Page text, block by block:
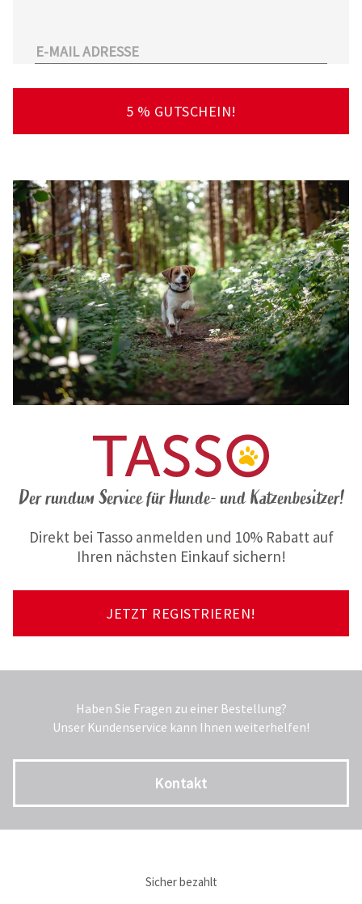
großen Anzahl an Partnertierärzten
finden – deutschlandweit!
5 % GUTSCHEIN!
Der rundum Service für Hunde- und Katzenbesitzer!
Direkt bei Tasso anmelden und 10% Rabatt auf
Ihren nächsten Einkauf sichern!
JETZT REGISTRIEREN!
Haben Sie Fragen zu einer Bestellung?
Unser Kundenservice kann Ihnen weiterhelfen!
Kontakt
Sicher bezahlt